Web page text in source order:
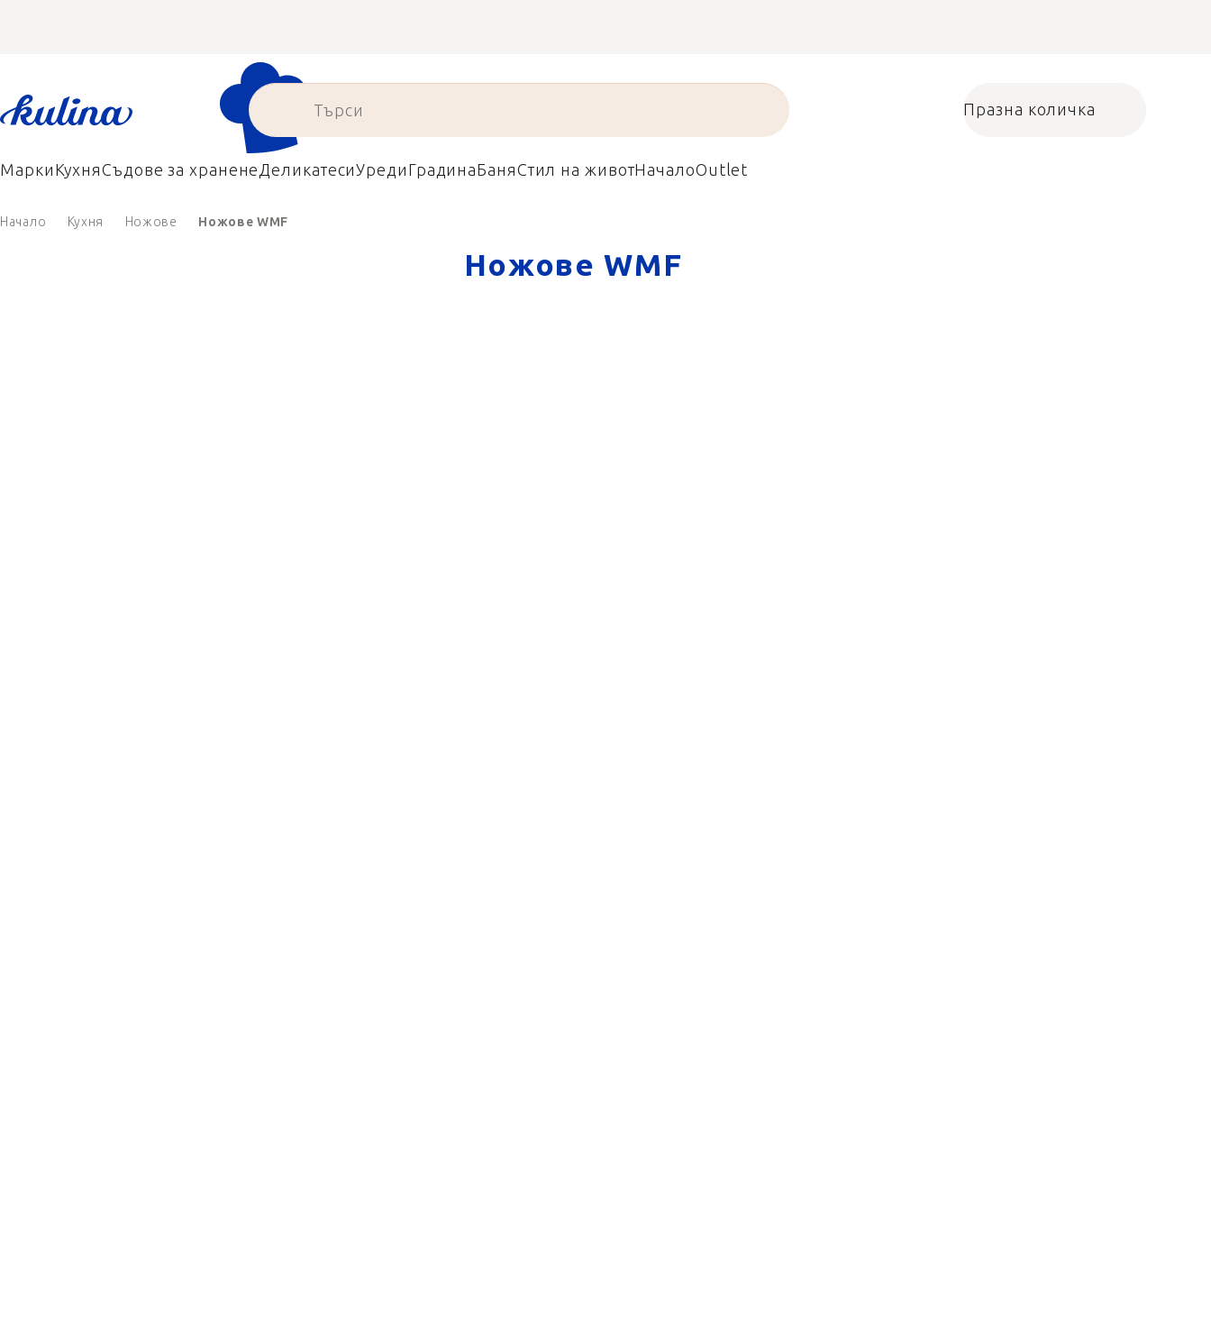
Количка за
Празна количка
МаркиКухняСъдове за храненеДеликатесиУредиГрадинаБаняСтил на животНачалоOutlet
Начало Кухня Ножове Ножове WMF
Ножове WMF